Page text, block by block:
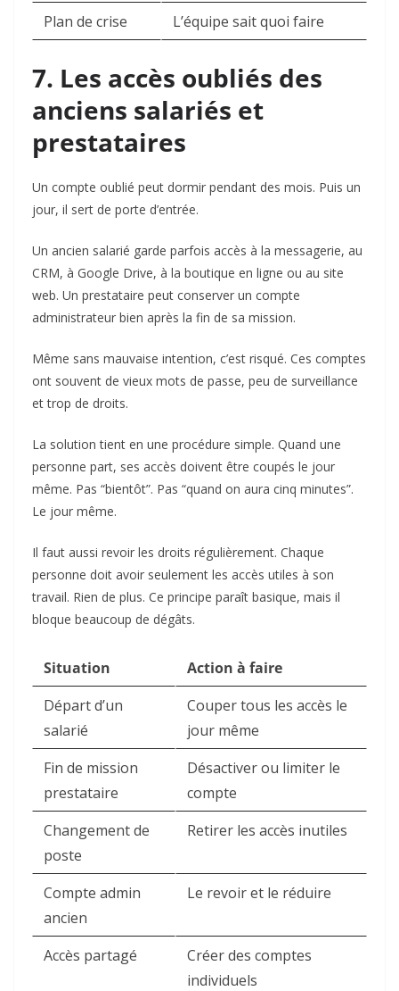
Plan de crise L’équipe sait quoi faire
7. Les accès oubliés des
anciens salariés et
prestataires
Un compte oublié peut dormir pendant des mois. Puis un
jour, il sert de porte d’entrée.
Un ancien salarié garde parfois accès à la messagerie, au
CRM, à Google Drive, à la boutique en ligne ou au site
web. Un prestataire peut conserver un compte
administrateur bien après la fin de sa mission.
Même sans mauvaise intention, c’est risqué. Ces comptes
ont souvent de vieux mots de passe, peu de surveillance
et trop de droits.
La solution tient en une procédure simple. Quand une
personne part, ses accès doivent être coupés le jour
même. Pas “bientôt”. Pas “quand on aura cinq minutes”.
Le jour même.
Il faut aussi revoir les droits régulièrement. Chaque
personne doit avoir seulement les accès utiles à son
travail. Rien de plus. Ce principe paraît basique, mais il
bloque beaucoup de dégâts.
Situation
Action à faire
Départ d’un
salarié
Couper tous les accès le
jour même
Fin de mission
prestataire
Désactiver ou limiter le
compte
Changement de
poste
Retirer les accès inutiles
Compte admin
ancien
Le revoir et le réduire
Accès partagé
Créer des comptes
individuels